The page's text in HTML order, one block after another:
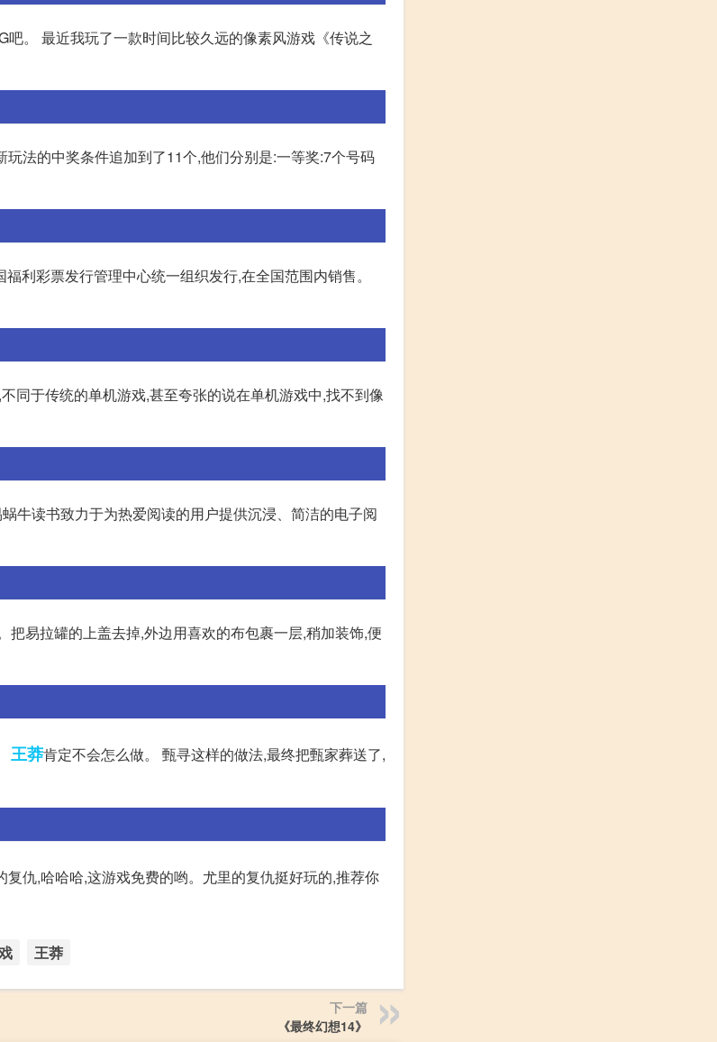
。 最近我玩了一款时间比较久远的像素风游戏《传说之
法的中奖条件追加到了11个,他们分别是:一等奖:7个号码
利彩票发行管理中心统一组织发行,在全国范围内销售。
同于传统的单机游戏,甚至夸张的说在单机游戏中,找不到像
牛读书致力于为热爱阅读的用户提供沉浸、简洁的电子阅
易拉罐的上盖去掉,外边用喜欢的布包裹一层,稍加装饰,便
王莽肯定不会怎么做。 甄寻这样的做法,最终把甄家葬送了,
复仇,哈哈哈,这游戏免费的哟。尤里的复仇挺好玩的,推荐你
王莽
下一篇
《最终幻想14》